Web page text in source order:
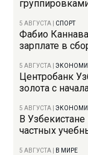
5 АВГУСТА СПОРТ
Фабио
зарплате в
5 АВГУСТА |
Центробанк
золота с
5 АВГУСТА |
В
частных
5 АВГУСТА В МИРЕ